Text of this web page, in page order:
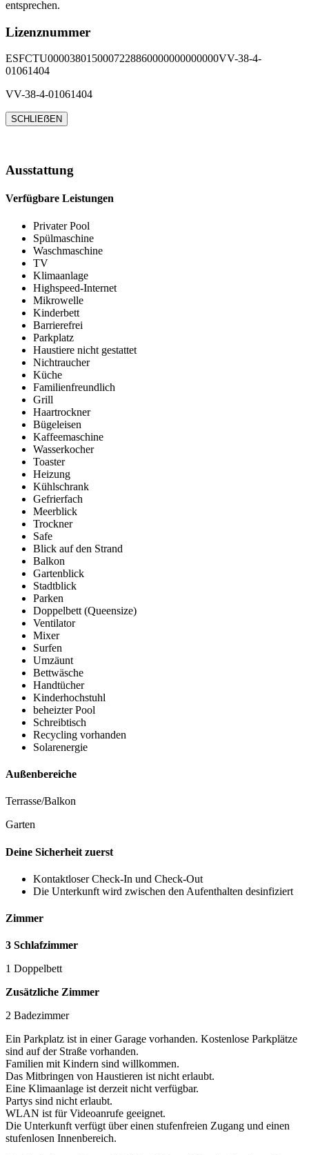
entsprechen.
Lizenznummer
ESFCTU0000380150007228860000000000000VV-38-4-
01061404
VV-38-4-01061404
SCHLIEẞEN
Ausstattung
Verfügbare Leistungen
Privater Pool
Spülmaschine
Waschmaschine
TV
Klimaanlage
Highspeed-Internet
Mikrowelle
Kinderbett
Barrierefrei
Parkplatz
Haustiere nicht gestattet
Nichtraucher
Küche
Familienfreundlich
Grill
Haartrockner
Bügeleisen
Kaffeemaschine
Wasserkocher
Toaster
Heizung
Kühlschrank
Gefrierfach
Meerblick
Trockner
Safe
Blick auf den Strand
Balkon
Gartenblick
Stadtblick
Parken
Doppelbett (Queensize)
Ventilator
Mixer
Surfen
Umzäunt
Bettwäsche
Handtücher
Kinderhochstuhl
beheizter Pool
Schreibtisch
Recycling vorhanden
Solarenergie
Außenbereiche
Terrasse/Balkon
Garten
Deine Sicherheit zuerst
Kontaktloser Check-In und Check-Out
Die Unterkunft wird zwischen den Aufenthalten desinfiziert
Zimmer
3 Schlafzimmer
1 Doppelbett
Zusätzliche Zimmer
2 Badezimmer
Ein Parkplatz ist in einer Garage vorhanden. Kostenlose Parkplätze
sind auf der Straße vorhanden.
Familien mit Kindern sind willkommen.
Das Mitbringen von Haustieren ist nicht erlaubt.
Eine Klimaanlage ist derzeit nicht verfügbar.
Partys sind nicht erlaubt.
WLAN ist für Videoanrufe geeignet.
Die Unterkunft verfügt über einen stufenfreien Zugang und einen
stufenlosen Innenbereich.